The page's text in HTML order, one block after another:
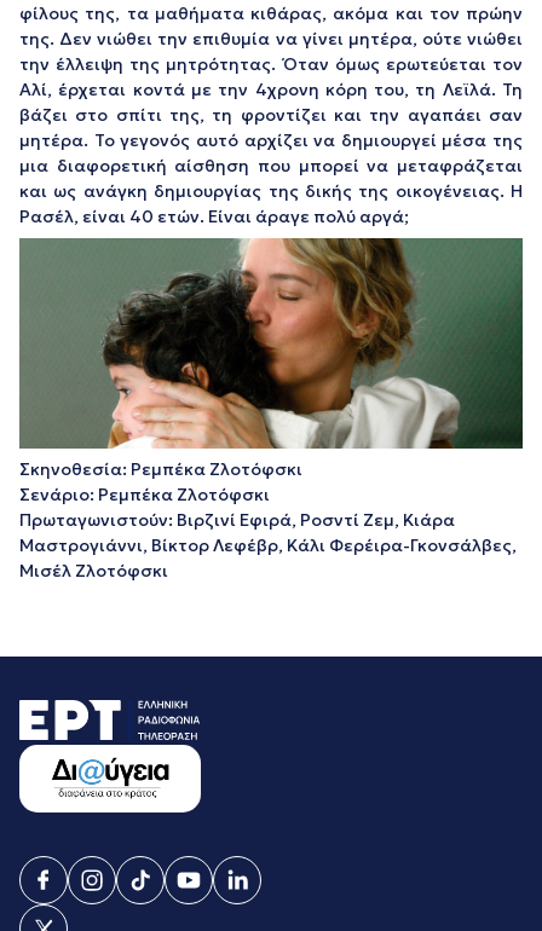
φίλους της, τα μαθήματα κιθάρας, ακόμα και τον πρώην
της. Δεν νιώθει την επιθυμία να γίνει μητέρα, ούτε νιώθει
την έλλειψη της μητρότητας. Όταν όμως ερωτεύεται τον
Αλί, έρχεται κοντά με την 4χρονη κόρη του, τη Λεϊλά. Τη
βάζει στο σπίτι της, τη φροντίζει και την αγαπάει σαν
μητέρα. Το γεγονός αυτό αρχίζει να δημιουργεί μέσα της
μια διαφορετική αίσθηση που μπορεί να μεταφράζεται
και ως ανάγκη δημιουργίας της δικής της οικογένειας. Η
Ρασέλ, είναι 40 ετών. Είναι άραγε πολύ αργά;
Σκηνοθεσία: Ρεμπέκα Ζλοτόφσκι
Σενάριο: Ρεμπέκα Ζλοτόφσκι
Πρωταγωνιστούν: Βιρζινί Εφιρά, Ροσντί Ζεμ, Κιάρα
Μαστρογιάννι, Βίκτορ Λεφέβρ, Κάλι Φερέιρα-Γκονσάλβες,
Μισέλ Ζλοτόφσκι